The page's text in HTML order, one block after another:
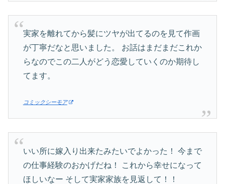
実家を離れてから髪にツヤが出てるのを見て作画
が丁寧だなと思いました。 お話はまだまだこれか
らなのでこの二人がどう恋愛していくのか期待し
てます。
コミックシーモア
いい所に嫁入り出来たみたいでよかった！ 今まで
の仕事経験のおかげだね！ これから幸せになって
ほしいなー そして実家家族を見返して！！